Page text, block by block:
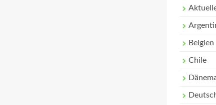
Belgien
Chile